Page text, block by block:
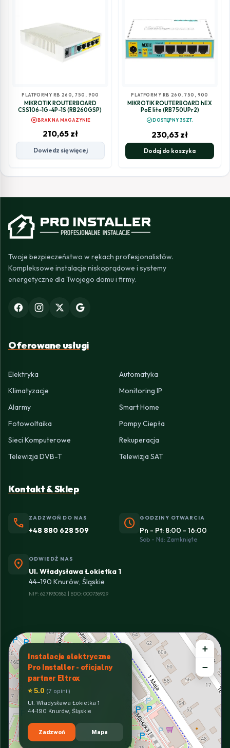
PLATFORMY RB 260, 750, 900
MIKROTIK ROUTERBOARD
CSS106-1G-4P-1S (RB260GSP)
cancelBRAK NA MAGAZYNIE
210,65 zł
Dowiedz się więcej
PLATFORMY RB 260, 750, 900
MIKROTIK ROUTERBOARD hEX
PoE lite (RB750UPr2)
check_circleDOSTĘPNY 3SZT.
230,63 zł
Dodaj do koszyka
Twoje bezpieczeństwo w rękach profesjonalistów.
Kompleksowe instalacje niskoprądowe i systemy
energetyczne dla Twojego domu i firmy.
Oferowane usługi
Elektryka
Automatyka
Klimatyzacje
Monitoring IP
Alarmy
Smart Home
Fotowoltaika
Pompy Ciepła
Sieci Komputerowe
Rekuperacja
Telewizja DVB-T
Telewizja SAT
Kontakt & Sklep
phone ZADZWOŃ DO NAS
+48 880 628 509 schedule GODZINY OTWARCIA
Pn - Pt: 8:00 - 16:00
Sob - Nd: Zamknięte
location_on ODWIEDŹ NAS
Ul. Władysława Łokietka 1
44-190 Knurów, Śląskie
NIP: 6271930582 | BDO: 000736929
Instalacje elektryczne
Pro Installer - oficjalny
partner Eltrox
⭐ 5.0 (7 opinii)
Ul. Władysława Łokietka 1
44-190 Knurów, Śląskie
Zadzwoń Mapa
+
−